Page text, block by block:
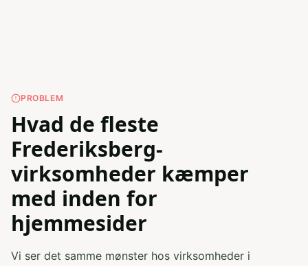
PROBLEM
Hvad de fleste
Frederiksberg-
virksomheder kæmper
med inden for
hjemmesider
Vi ser det samme mønster hos virksomheder i